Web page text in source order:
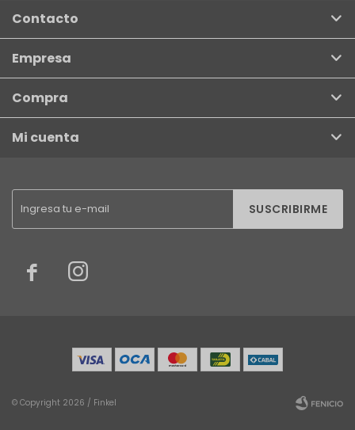
SUSCRIBIRME
 
Contacto
Empresa
Compra
Mi cuenta
© Copyright 2026 / Finkel